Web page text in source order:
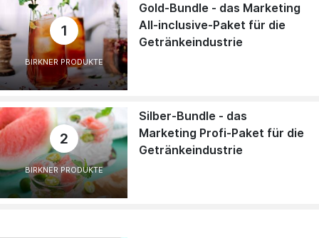
1
BIRKNER PRODUKTE
Gold-Bundle - das Marketing
All-inclusive-Paket für die
Getränkeindustrie
2
BIRKNER PRODUKTE
Silber-Bundle - das
Marketing Profi-Paket für die
Getränkeindustrie